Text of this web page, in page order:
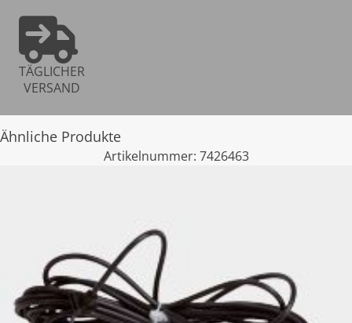
TÄGLICHER
VERSAND
Ähnliche Produkte
Artikelnummer: 7426463